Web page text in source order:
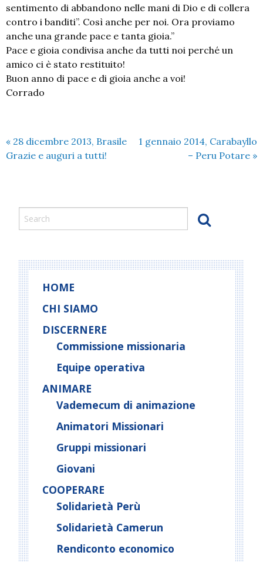
sentimento di abbandono nelle mani di Dio e di collera
contro i banditi”. Così anche per noi. Ora proviamo
anche una grande pace e tanta gioia.”
Pace e gioia condivisa anche da tutti noi perché un
amico ci è stato restituito!
Buon anno di pace e di gioia anche a voi!
Corrado
« 28 dicembre 2013, Brasile
Grazie e auguri a tutti!
1 gennaio 2014, Carabayllo
– Peru Potare »
HOME
CHI SIAMO
DISCERNERE
Commissione missionaria
Equipe operativa
ANIMARE
Vademecum di animazione
Animatori Missionari
Gruppi missionari
Giovani
COOPERARE
Solidarietà Perù
Solidarietà Camerun
Rendiconto economico